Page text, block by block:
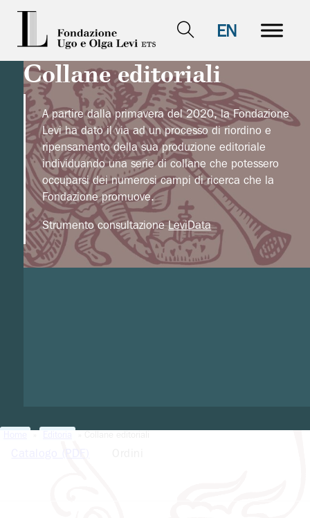
EN
Collane editoriali
A partire dalla primavera del 2020, la Fondazione
Levi ha dato il via ad un processo di riordino e
ripensamento della sua produzione editoriale
individuando una serie di collane che potessero
occuparsi dei numerosi campi di ricerca che la
Fondazione promuove.
Strumento consultazioneLeviData
» » Collane editoriali